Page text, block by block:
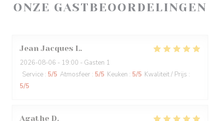
ONZE GASTBEOORDELINGEN
Jean Jacques L
2026-08-06 - 19:00 - Gasten 1
Service : 5/5 Atmosfeer : 5/5 Keuken : 5/5 Kwaliteit / Prijs :
5/5
Agathe D